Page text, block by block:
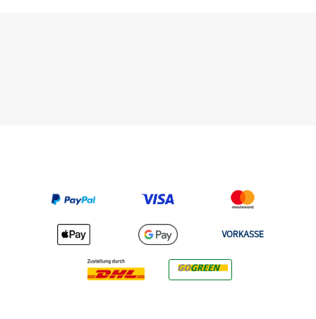
VORKASSE